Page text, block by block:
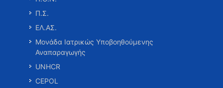
Π.Σ.
ΕΛ.ΑΣ.
Μονάδα Ιατρικώς Υποβοηθούμενης
Αναπαραγωγής
UNHCR
CEPOL